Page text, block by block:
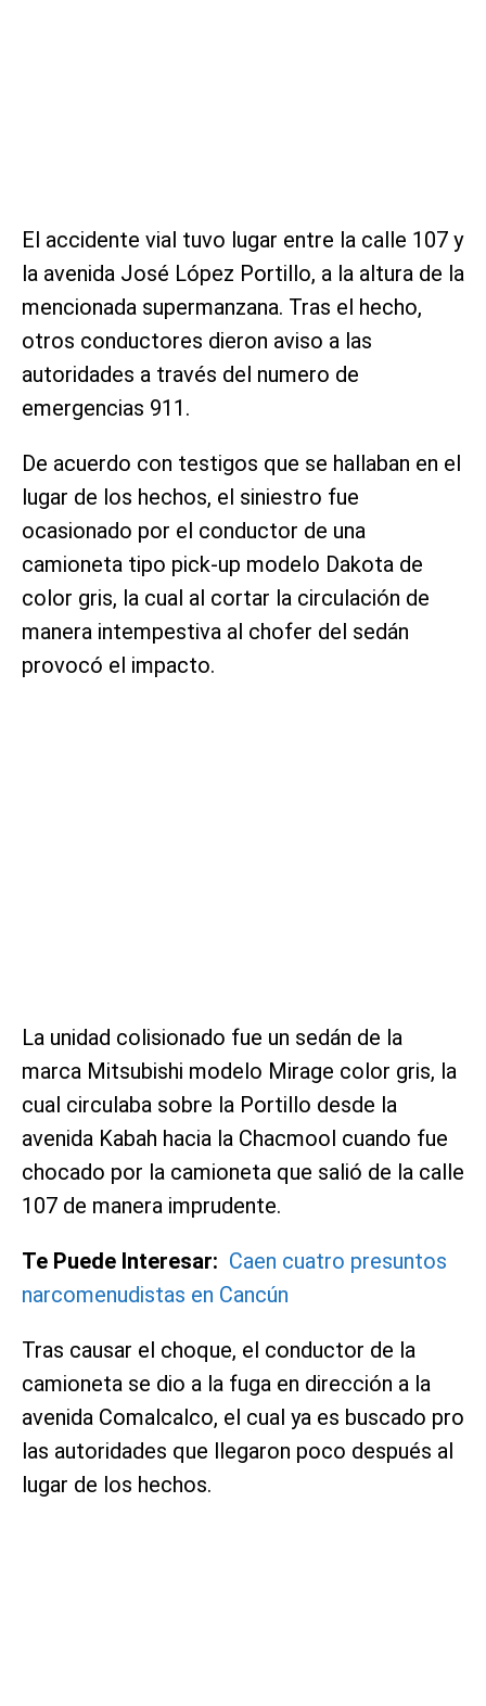
El accidente vial tuvo lugar entre la calle 107 y
la avenida José López Portillo, a la altura de la
mencionada supermanzana. Tras el hecho,
otros conductores dieron aviso a las
autoridades a través del numero de
emergencias 911.
De acuerdo con testigos que se hallaban en el
lugar de los hechos, el siniestro fue
ocasionado por el conductor de una
camioneta tipo pick-up modelo Dakota de
color gris, la cual al cortar la circulación de
manera intempestiva al chofer del sedán
provocó el impacto.
La unidad colisionado fue un sedán de la
marca Mitsubishi modelo Mirage color gris, la
cual circulaba sobre la Portillo desde la
avenida Kabah hacia la Chacmool cuando fue
chocado por la camioneta que salió de la calle
107 de manera imprudente.
Te Puede Interesar: Caen cuatro presuntos
narcomenudistas en Cancún
Tras causar el choque, el conductor de la
camioneta se dio a la fuga en dirección a la
avenida Comalcalco, el cual ya es buscado pro
las autoridades que llegaron poco después al
lugar de los hechos.